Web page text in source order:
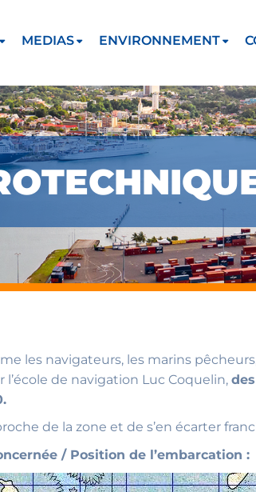
MEDIAS ENVIRONNEMENT
les navigateurs, les marins
de navigation Luc Coquelin,
de la zone et de s’en écarter
/ Position de l’embarcation :